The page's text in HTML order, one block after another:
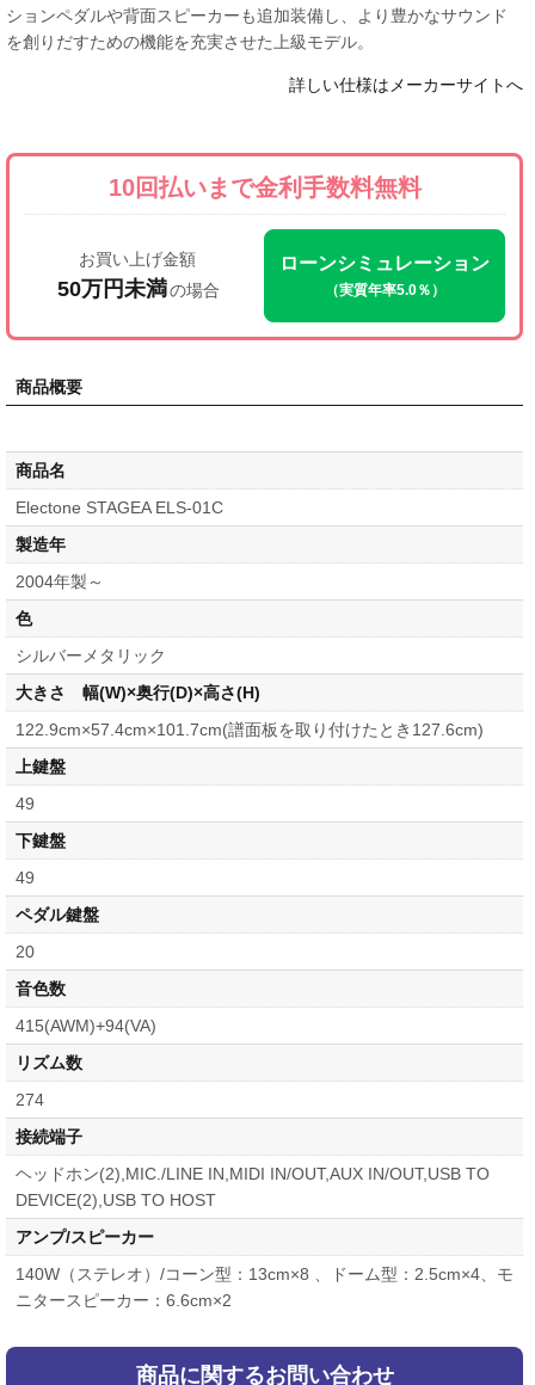
ションペダルや背面スピーカーも追加装備し、より豊かなサウンド
を創りだすための機能を充実させた上級モデル。
詳しい仕様はメーカーサイトへ
10回払いまで金利手数料無料
お買い上げ金額
50万円未満の場合
ローンシミュレーション
（実質年率5.0％）
商品概要
商品名
Electone STAGEA ELS-01C
製造年
2004年製～
色
シルバーメタリック
大きさ 幅(W)×奥行(D)×高さ(H)
122.9cm×57.4cm×101.7cm(譜面板を取り付けたとき127.6cm)
上鍵盤
49
下鍵盤
49
ペダル鍵盤
20
音色数
415(AWM)+94(VA)
リズム数
274
接続端子
ヘッドホン(2),MIC./LINE IN,MIDI IN/OUT,AUX IN/OUT,USB TO
DEVICE(2),USB TO HOST
アンプ/スピーカー
140W（ステレオ）/コーン型：13cm×8 、ドーム型：2.5cm×4、モ
ニタースピーカー：6.6cm×2
商品に関するお問い合わせ